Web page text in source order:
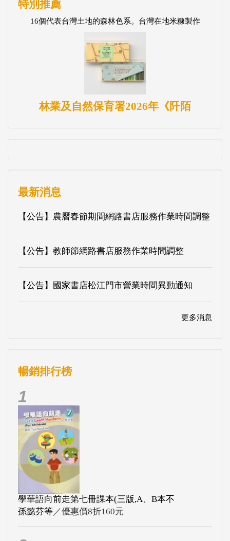
特別推薦
16個代表台灣土地的森林色系。台灣在地米糠製作
林業及自然保育署2026年《阡陌
最新消息
【公告】農曆春節期間網路書店服務作業時間調整
【公告】教師節網路書店服務作業時間調整
【公告】國家書店松江門市營業時間異動通知
更多消息
暢銷排行榜
1
學華語向前走第七冊課本(三版,A、B本不
孫懿芬等／優惠價8折160元